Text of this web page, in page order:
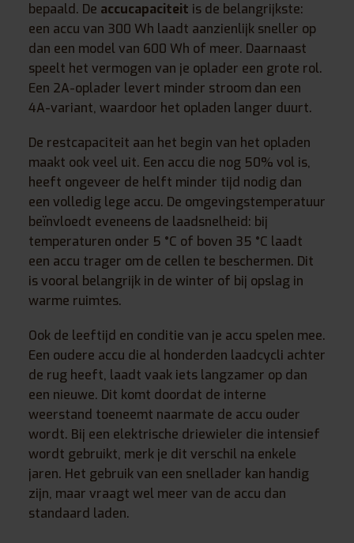
bepaald. De accucapaciteit is de belangrijkste:
een accu van 300 Wh laadt aanzienlijk sneller op
dan een model van 600 Wh of meer. Daarnaast
speelt het vermogen van je oplader een grote rol.
Een 2A-oplader levert minder stroom dan een
4A-variant, waardoor het opladen langer duurt.
De restcapaciteit aan het begin van het opladen
maakt ook veel uit. Een accu die nog 50% vol is,
heeft ongeveer de helft minder tijd nodig dan
een volledig lege accu. De omgevingstemperatuur
beïnvloedt eveneens de laadsnelheid: bij
temperaturen onder 5 °C of boven 35 °C laadt
een accu trager om de cellen te beschermen. Dit
is vooral belangrijk in de winter of bij opslag in
warme ruimtes.
Ook de leeftijd en conditie van je accu spelen mee.
Een oudere accu die al honderden laadcycli achter
de rug heeft, laadt vaak iets langzamer op dan
een nieuwe. Dit komt doordat de interne
weerstand toeneemt naarmate de accu ouder
wordt. Bij een elektrische driewieler die intensief
wordt gebruikt, merk je dit verschil na enkele
jaren. Het gebruik van een snellader kan handig
zijn, maar vraagt wel meer van de accu dan
standaard laden.